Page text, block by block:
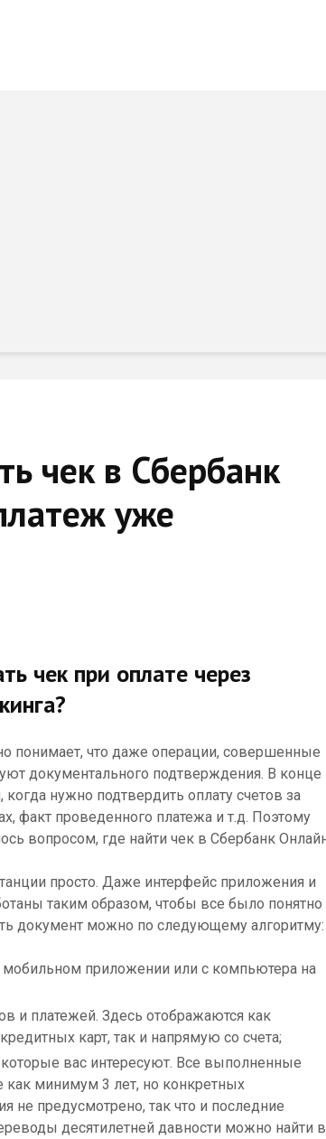
чек в Сбербанк
уже
чек при оплате через
понимает, что даже операции, совершенные
документального подтверждения. В конце
нужно подтвердить оплату счетов за
факт проведенного платежа и т.д. Поэтому
вопросом, где найти чек в Сбербанк
просто. Даже интерфейс приложения и
таким образом, чтобы все было понятно
документ можно по следующему алгоритму:
мобильном приложении или с компьютера на
и платежей. Здесь отображаются как
карт, так и напрямую со счета;
вас интересуют. Все выполненные
как минимум 3 лет, но конкретных
не предусмотрено, так что и последние
десятилетней давности можно найти в